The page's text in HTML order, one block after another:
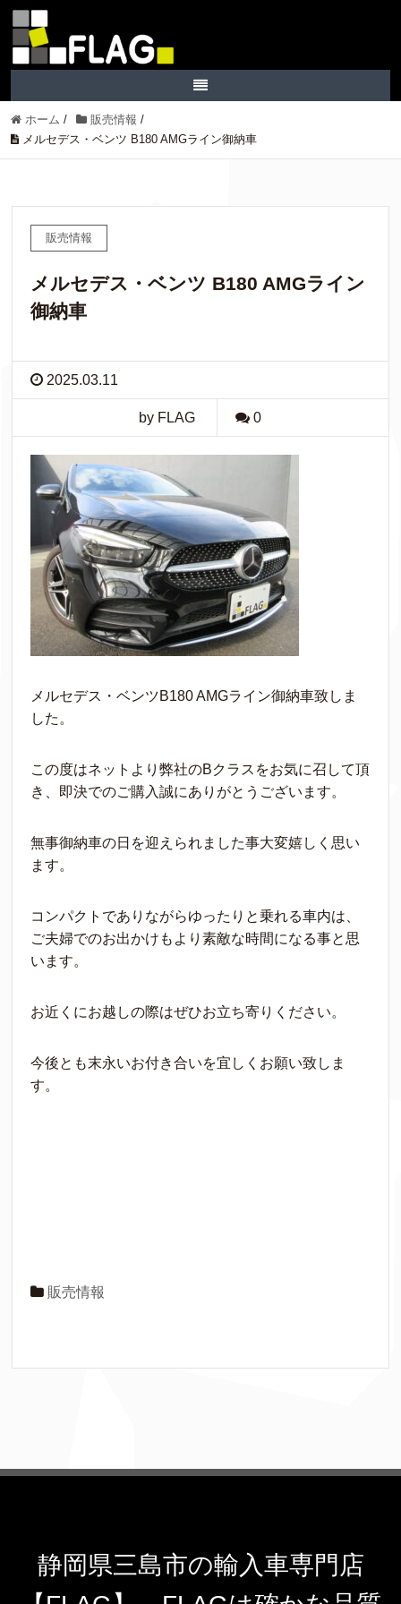
ホーム / 販売情報 /
メルセデス・ベンツ B180 AMGライン御納車
販売情報
メルセデス・ベンツ B180 AMGライン
御納車
2025.03.11
by FLAG 0
メルセデス・ベンツB180 AMGライン御納車致しま
した。
この度はネットより弊社のBクラスをお気に召して頂
き、即決でのご購入誠にありがとうございます。
無事御納車の日を迎えられました事大変嬉しく思い
ます。
コンパクトでありながらゆったりと乗れる車内は、
ご夫婦でのお出かけもより素敵な時間になる事と思
います。
お近くにお越しの際はぜひお立ち寄りください。
今後とも末永いお付き合いを宜しくお願い致しま
す。
販売情報
静岡県三島市の輸入車専門店